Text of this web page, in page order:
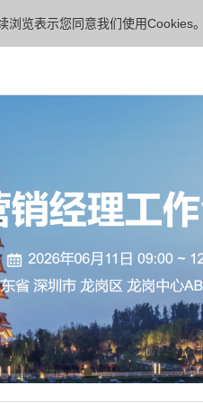
浏览表示您同意我们使用Cookies。